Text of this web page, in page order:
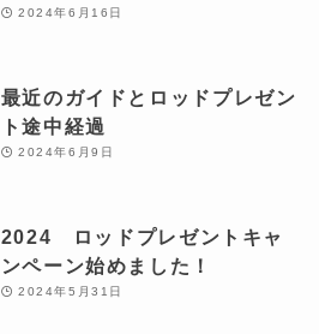
2024年6月16日
最近のガイドとロッドプレゼン
ト途中経過
2024年6月9日
2024 ロッドプレゼントキャ
ンペーン始めました！
2024年5月31日